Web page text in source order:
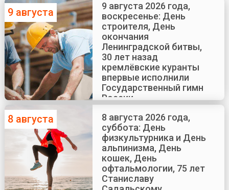
9 августа
9 августа 2026 года,
воскресенье: День
строителя, День
окончания
Ленинградской битвы,
30 лет назад
кремлёвские куранты
впервые исполнили
Государственный гимн
России
8 августа
8 августа 2026 года,
суббота: День
физкультурника и День
альпинизма, День
кошек, День
офтальмологии, 75 лет
Станиславу